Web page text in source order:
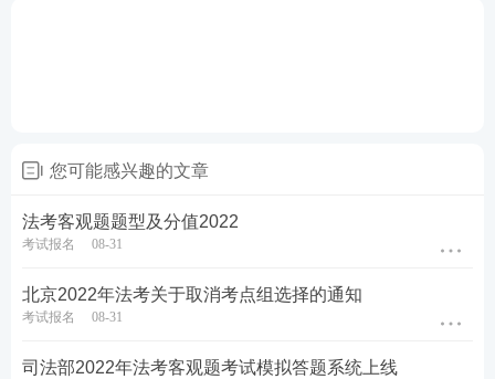
6.因其他情形被给予终身禁止从事法律职业处理的。
有前款规定情形之一的人员，已经办理报名手续的，
报名无效；已经参加考试的，考试成绩无效。
法考课程免费试听！0基础硬核取证！
您可能感兴趣的文章
法考客观题题型及分值2022
考试报名 08-31
北京2022年法考关于取消考点组选择的通知
考试报名 08-31
司法部2022年法考客观题考试模拟答题系统上线